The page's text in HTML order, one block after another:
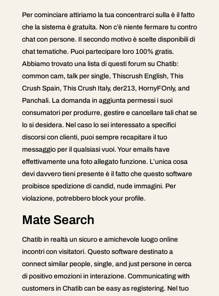
Per cominciare attiriamo la tua concentrarci sulla è il fatto
che la sistema è gratuita. Non c’è niente fermare tu contro
chat con persone. Il secondo motivo è scelte disponibili di
chat tematiche. Puoi partecipare loro 100% gratis.
Abbiamo trovato una lista di questi forum su Chatib:
common cam, talk per single, Thiscrush English, This
Crush Spain, This Crush Italy, der213, HornyFOnly, and
Panchali. La domanda in aggiunta permessi i suoi
consumatori per produrre, gestire e cancellare tali chat se
lo si desidera. Nel caso lo sei interessato a specifici
discorsi con clienti, puoi sempre recapitare il tuo
messaggio per il qualsiasi vuoi. Your emails have
effettivamente una foto allegato funzione. L’unica cosa
devi davvero tieni presente è il fatto che questo software
proibisce spedizione di candid, nude immagini. Per
violazione, potrebbero block your profile.
Mate Search
Chatib in realtà un sicuro e amichevole luogo online
incontri con visitatori. Questo software destinato a
connect similar people, single, and just persone in cerca
di positivo emozioni in interazione. Communicating with
customers in Chatib can be easy as registering. Nel tuo